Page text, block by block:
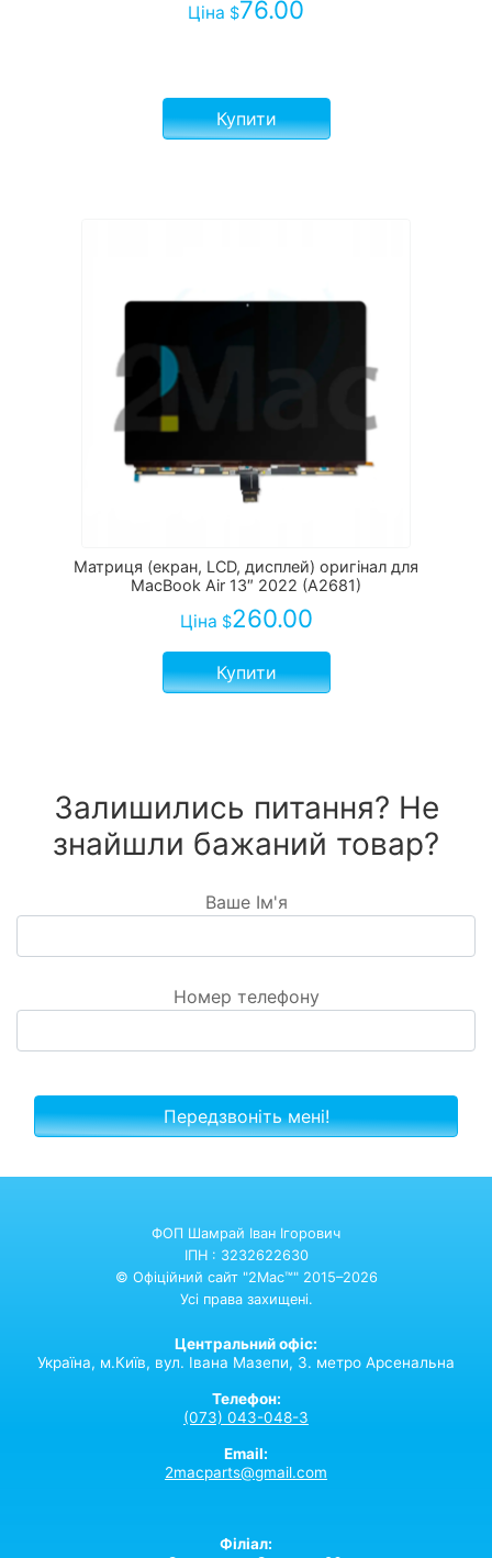
Ціна $76.00
Купити
Матриця (екран, LCD, дисплей) оригінал для
MacBook Air 13″ 2022 (A2681)
Ціна $260.00
Купити
Залишились питання? Не
знайшли бажаний товар?
Ваше Ім'я
Номер телефону
ФОП Шамрай Іван Ігорович
ІПН : 3232622630
© Офіційний сайт "2Mac™" 2015–2026
Усі права захищені.
Центральний офіс:
Україна, м.Київ, вул. Івана Мазепи, 3. метро Арсенальна
Телефон:
(073) 043-048-3
Email:
2macparts@gmail.com
Філіал: